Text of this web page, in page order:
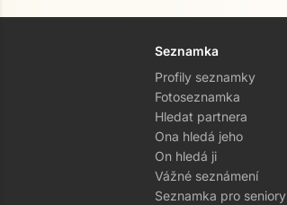
Seznamka
Profily seznamky
Fotoseznamka
Hledat partnera
Ona hledá jeho
On hledá ji
Vážné seznámení
Seznamka pro seniory